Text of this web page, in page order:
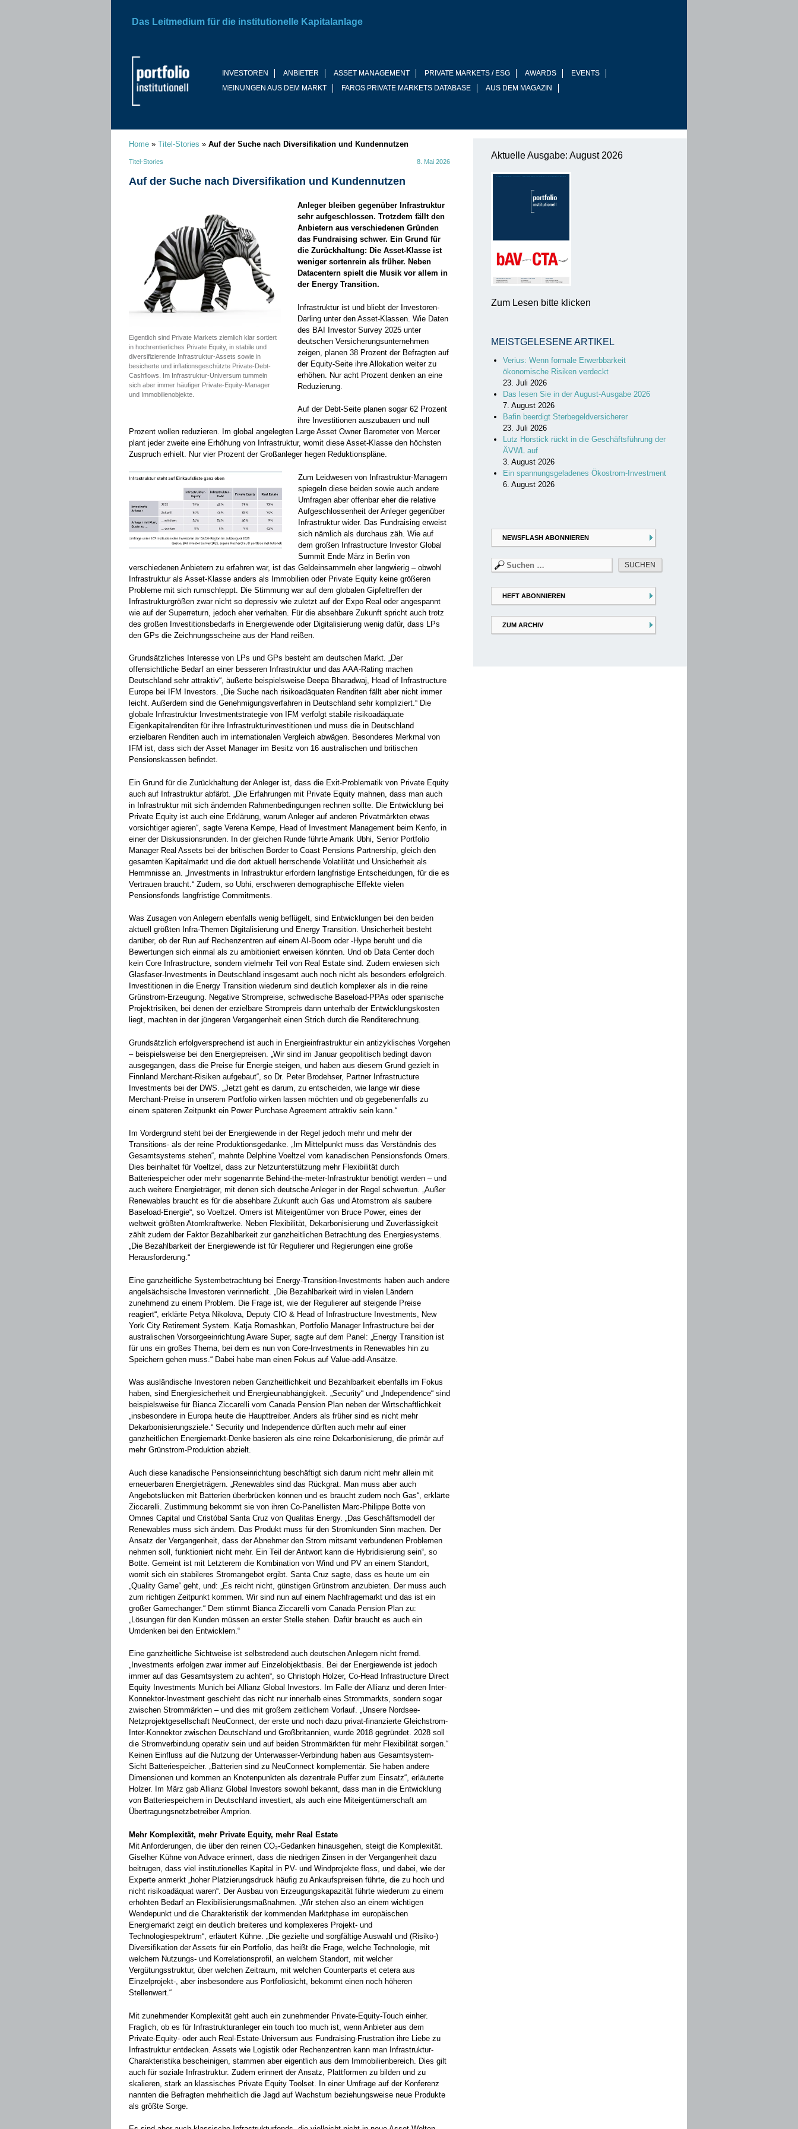
INVESTOREN ANBIETER ASSET MANAGEMENT PRIVATE MARKETS / ESG AWARDS
EVENTS
MEINUNGEN AUS DEM MARKT
FAROS PRIVATE MARKETS DATABASE AUS DEM MAGAZIN
Das Leitmedium für die institutionelle Kapitalanlage
Home » Titel-Stories » Auf der Suche nach Diversifikation und Kundennutzen
Titel-Stories 8. Mai 2026
Auf der Suche nach Diversifikation und Kundennutzen
Eigentlich sind Private Markets ziemlich klar sortiert
in hochrentierliches Private Equity, in stabile und
diversifizierende Infrastruktur-Assets sowie in
besicherte und inflationsgeschützte Private-Debt-
Cashflows. Im Infrastruktur-Universum tummeln
sich aber immer häufiger Private-Equity-Manager
und Immobilienobjekte.
Anleger bleiben gegenüber Infrastruktur
sehr aufgeschlossen. Trotzdem fällt den
Anbietern aus verschiedenen Gründen
das Fundraising schwer. Ein Grund für
die Zurückhaltung: Die Asset-Klasse ist
weniger sortenrein als früher. Neben
Datacentern spielt die Musik vor allem in
der Energy Transition.
Infrastruktur ist und bliebt der Investoren-
Darling unter den Asset-Klassen. Wie Daten
des BAI Investor Survey 2025 unter
deutschen Versicherungsunternehmen
zeigen, planen 38 Prozent der Befragten auf
der Equity-Seite ihre Allokation weiter zu
erhöhen. Nur acht Prozent denken an eine
Reduzierung.
Auf der Debt-Seite planen sogar 62 Prozent
ihre Investitionen auszubauen und null
Prozent wollen reduzieren. Im global angelegten Large Asset Owner Barometer von Mercer
plant jeder zweite eine Erhöhung von Infrastruktur, womit diese Asset-Klasse den höchsten
Zuspruch erhielt. Nur vier Prozent der Großanleger hegen Reduktionspläne.
Zum Leidwesen von Infrastruktur-Managern
spiegeln diese beiden sowie auch andere
Umfragen aber offenbar eher die relative
Aufgeschlossenheit der Anleger gegenüber
Infrastruktur wider. Das Fundraising erweist
sich nämlich als durchaus zäh. Wie auf
dem großen Infrastructure Investor Global
Summit Ende März in Berlin von
verschiedenen Anbietern zu erfahren war, ist das Geldeinsammeln eher langwierig – obwohl
Infrastruktur als Asset-Klasse anders als Immobilien oder Private Equity keine größeren
Probleme mit sich rumschleppt. Die Stimmung war auf dem globalen Gipfeltreffen der
Infrastrukturgrößen zwar nicht so depressiv wie zuletzt auf der Expo Real oder angespannt
wie auf der Superreturn, jedoch eher verhalten. Für die absehbare Zukunft spricht auch trotz
des großen Investitionsbedarfs in Energiewende oder Digitalisierung wenig dafür, dass LPs
den GPs die Zeichnungsscheine aus der Hand reißen.
Grundsätzliches Interesse von LPs und GPs besteht am deutschen Markt. „Der
offensichtliche Bedarf an einer besseren Infrastruktur und das AAA-Rating machen
Deutschland sehr attraktiv“, äußerte beispielsweise Deepa Bharadwaj, Head of Infrastructure
Europe bei IFM Investors. „Die Suche nach risikoadäquaten Renditen fällt aber nicht immer
leicht. Außerdem sind die Genehmigungsverfahren in Deutschland sehr kompliziert.“ Die
globale Infrastruktur Investmentstrategie von IFM verfolgt stabile risikoadäquate
Eigenkapitalrenditen für ihre Infrastrukturinvestitionen und muss die in Deutschland
erzielbaren Renditen auch im internationalen Vergleich abwägen. Besonderes Merkmal von
IFM ist, dass sich der Asset Manager im Besitz von 16 australischen und britischen
Pensionskassen befindet.
Ein Grund für die Zurückhaltung der Anleger ist, dass die Exit-Problematik von Private Equity
auch auf Infrastruktur abfärbt. „Die Erfahrungen mit Private Equity mahnen, dass man auch
in Infrastruktur mit sich ändernden Rahmenbedingungen rechnen sollte. Die Entwicklung bei
Private Equity ist auch eine Erklärung, warum Anleger auf anderen Privatmärkten etwas
vorsichtiger agieren“, sagte Verena Kempe, Head of Investment Management beim Kenfo, in
einer der Diskussionsrunden. In der gleichen Runde führte Amarik Ubhi, Senior Portfolio
Manager Real Assets bei der britischen Border to Coast Pensions Partnership, gleich den
gesamten Kapitalmarkt und die dort aktuell herrschende Volatilität und Unsicherheit als
Hemmnisse an. „Investments in Infrastruktur erfordern langfristige Entscheidungen, für die es
Vertrauen braucht.“ Zudem, so Ubhi, erschweren demographische Effekte vielen
Pensionsfonds langfristige Commitments.
Was Zusagen von Anlegern ebenfalls wenig beflügelt, sind Entwicklungen bei den beiden
aktuell größten Infra-Themen Digitalisierung und Energy Transition. Unsicherheit besteht
darüber, ob der Run auf Rechenzentren auf einem AI-Boom oder -Hype beruht und die
Bewertungen sich einmal als zu ambitioniert erweisen könnten. Und ob Data Center doch
kein Core Infrastructure, sondern vielmehr Teil von Real Estate sind. Zudem erwiesen sich
Glasfaser-Investments in Deutschland insgesamt auch noch nicht als besonders erfolgreich.
Investitionen in die Energy Transition wiederum sind deutlich komplexer als in die reine
Grünstrom-Erzeugung. Negative Strompreise, schwedische Baseload-PPAs oder spanische
Projektrisiken, bei denen der erzielbare Strompreis dann unterhalb der Entwicklungskosten
liegt, machten in der jüngeren Vergangenheit einen Strich durch die Renditerechnung.
Grundsätzlich erfolgversprechend ist auch in Energieinfrastruktur ein antizyklisches Vorgehen
– beispielsweise bei den Energiepreisen. „Wir sind im Januar geopolitisch bedingt davon
ausgegangen, dass die Preise für Energie steigen, und haben aus diesem Grund gezielt in
Finnland Merchant-Risiken aufgebaut“, so Dr. Peter Brodehser, Partner Infrastructure
Investments bei der DWS. „Jetzt geht es darum, zu entscheiden, wie lange wir diese
Merchant-Preise in unserem Portfolio wirken lassen möchten und ob gegebenenfalls zu
einem späteren Zeitpunkt ein Power Purchase Agreement attraktiv sein kann.“
Im Vordergrund steht bei der Energiewende in der Regel jedoch mehr und mehr der
Transitions- als der reine Produktionsgedanke. „Im Mittelpunkt muss das Verständnis des
Gesamtsystems stehen“, mahnte Delphine Voeltzel vom kanadischen Pensionsfonds Omers.
Dies beinhaltet für Voeltzel, dass zur Netzunterstützung mehr Flexibilität durch
Batteriespeicher oder mehr sogenannte Behind-the-meter-Infrastruktur benötigt werden – und
auch weitere Energieträger, mit denen sich deutsche Anleger in der Regel schwertun. „Außer
Renewables braucht es für die absehbare Zukunft auch Gas und Atomstrom als saubere
Baseload-Energie“, so Voeltzel. Omers ist Miteigentümer von Bruce Power, eines der
weltweit größten Atomkraftwerke. Neben Flexibilität, Dekarbonisierung und Zuverlässigkeit
zählt zudem der Faktor Bezahlbarkeit zur ganzheitlichen Betrachtung des Energiesystems.
„Die Bezahlbarkeit der Energiewende ist für Regulierer und Regierungen eine große
Herausforderung.“
Eine ganzheitliche Systembetrachtung bei Energy-Transition-Investments haben auch andere
angelsächsische Investoren verinnerlicht. „Die Bezahlbarkeit wird in vielen Ländern
zunehmend zu einem Problem. Die Frage ist, wie der Regulierer auf steigende Preise
reagiert“, erklärte Petya Nikolova, Deputy CIO & Head of Infrastructure Investments, New
York City Retirement System. Katja Romashkan, Portfolio Manager Infrastructure bei der
australischen Vorsorgeeinrichtung Aware Super, sagte auf dem Panel: „Energy Transition ist
für uns ein großes Thema, bei dem es nun von Core-Investments in Renewables hin zu
Speichern gehen muss.“ Dabei habe man einen Fokus auf Value-add-Ansätze.
Was ausländische Investoren neben Ganzheitlichkeit und Bezahlbarkeit ebenfalls im Fokus
haben, sind Energiesicherheit und Energieunabhängigkeit. „Security“ und „Independence“ sind
beispielsweise für Bianca Ziccarelli vom Canada Pension Plan neben der Wirtschaftlichkeit
„insbesondere in Europa heute die Haupttreiber. Anders als früher sind es nicht mehr
Dekarbonisierungsziele.“ Security und Independence dürften auch mehr auf einer
ganzheitlichen Energiemarkt-Denke basieren als eine reine Dekarbonisierung, die primär auf
mehr Grünstrom-Produktion abzielt.
Auch diese kanadische Pensionseinrichtung beschäftigt sich darum nicht mehr allein mit
erneuerbaren Energieträgern. „Renewables sind das Rückgrat. Man muss aber auch
Angebotslücken mit Batterien überbrücken können und es braucht zudem noch Gas“, erklärte
Ziccarelli. Zustimmung bekommt sie von ihren Co-Panellisten Marc-Philippe Botte von
Omnes Capital und Cristóbal Santa Cruz von Qualitas Energy. „Das Geschäftsmodell der
Renewables muss sich ändern. Das Produkt muss für den Stromkunden Sinn machen. Der
Ansatz der Vergangenheit, dass der Abnehmer den Strom mitsamt verbundenen Problemen
nehmen soll, funktioniert nicht mehr. Ein Teil der Antwort kann die Hybridisierung sein“, so
Botte. Gemeint ist mit Letzterem die Kombination von Wind und PV an einem Standort,
womit sich ein stabileres Stromangebot ergibt. Santa Cruz sagte, dass es heute um ein
„Quality Game“ geht, und: „Es reicht nicht, günstigen Grünstrom anzubieten. Der muss auch
zum richtigen Zeitpunkt kommen. Wir sind nun auf einem Nachfragemarkt und das ist ein
großer Gamechanger.“ Dem stimmt Bianca Ziccarelli vom Canada Pension Plan zu:
„Lösungen für den Kunden müssen an erster Stelle stehen. Dafür braucht es auch ein
Umdenken bei den Entwicklern.“
Eine ganzheitliche Sichtweise ist selbstredend auch deutschen Anlegern nicht fremd.
„Investments erfolgen zwar immer auf Einzelobjektbasis. Bei der Energiewende ist jedoch
immer auf das Gesamtsystem zu achten“, so Christoph Holzer, Co-Head Infrastructure Direct
Equity Investments Munich bei Allianz Global Investors. Im Falle der Allianz und deren Inter-
Konnektor-Investment geschieht das nicht nur innerhalb eines Strommarkts, sondern sogar
zwischen Strommärkten – und dies mit großem zeitlichem Vorlauf. „Unsere Nordsee-
Netzprojektgesellschaft NeuConnect, der erste und noch dazu privat-finanzierte Gleichstrom-
Inter-Konnektor zwischen Deutschland und Großbritannien, wurde 2018 gegründet. 2028 soll
die Stromverbindung operativ sein und auf beiden Strommärkten für mehr Flexibilität sorgen.“
Keinen Einfluss auf die Nutzung der Unterwasser-Verbindung haben aus Gesamtsystem-
Sicht Batteriespeicher. „Batterien sind zu NeuConnect komplementär. Sie haben andere
Dimensionen und kommen an Knotenpunkten als dezentrale Puffer zum Einsatz“, erläuterte
Holzer. Im März gab Allianz Global Investors sowohl bekannt, dass man in die Entwicklung
von Batteriespeichern in Deutschland investiert, als auch eine Miteigentümerschaft am
Übertragungsnetzbetreiber Amprion.
Mehr Komplexität, mehr Private Equity, mehr Real Estate
Mit Anforderungen, die über den reinen CO₂-Gedanken hinausgehen, steigt die Komplexität.
Giselher Kühne von Advace erinnert, dass die niedrigen Zinsen in der Vergangenheit dazu
beitrugen, dass viel institutionelles Kapital in PV- und Windprojekte floss, und dabei, wie der
Experte anmerkt „hoher Platzierungsdruck häufig zu Ankaufspreisen führte, die zu hoch und
nicht risikoadäquat waren“. Der Ausbau von Erzeugungskapazität führte wiederum zu einem
erhöhten Bedarf an Flexibilisierungsmaßnahmen. „Wir stehen also an einem wichtigen
Wendepunkt und die Charakteristik der kommenden Marktphase im europäischen
Energiemarkt zeigt ein deutlich breiteres und komplexeres Projekt- und
Technologiespektrum“, erläutert Kühne. „Die gezielte und sorgfältige Auswahl und (Risiko-)
Diversifikation der Assets für ein Portfolio, das heißt die Frage, welche Technologie, mit
welchem Nutzungs- und Korrelationsprofil, an welchem Standort, mit welcher
Vergütungsstruktur, über welchen Zeitraum, mit welchen Counterparts et cetera aus
Einzelprojekt-, aber insbesondere aus Portfoliosicht, bekommt einen noch höheren
Stellenwert.“
Mit zunehmender Komplexität geht auch ein zunehmender Private-Equity-Touch einher.
Fraglich, ob es für Infrastrukturanleger ein touch too much ist, wenn Anbieter aus dem
Private-Equity- oder auch Real-Estate-Universum aus Fundraising-Frustration ihre Liebe zu
Infrastruktur entdecken. Assets wie Logistik oder Rechenzentren kann man Infrastruktur-
Charakteristika bescheinigen, stammen aber eigentlich aus dem Immobilienbereich. Dies gilt
auch für soziale Infrastruktur. Zudem erinnert der Ansatz, Plattformen zu bilden und zu
skalieren, stark an klassisches Private Equity Toolset. In einer Umfrage auf der Konferenz
nannten die Befragten mehrheitlich die Jagd auf Wachstum beziehungsweise neue Produkte
als größte Sorge.
Aktuelle Ausgabe: August 2026
Zum Lesen bitte klicken
MEISTGELESENE ARTIKEL
Verius: Wenn formale Erwerbbarkeit
ökonomische Risiken verdeckt
23. Juli 2026
Das lesen Sie in der August-Ausgabe 2026
7. August 2026
Bafin beerdigt Sterbegeldversicherer
23. Juli 2026
Lutz Horstick rückt in die Geschäftsführung der
ÄVWL auf
3. August 2026
Ein spannungsgeladenes Ökostrom-Investment
6. August 2026
NEWSFLASH ABONNIEREN
Suchen
nach:
HEFT ABONNIEREN
ZUM ARCHIV